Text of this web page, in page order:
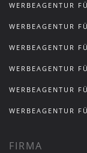
WERBEAGENTUR
WERBEAGENTUR
WERBEAGENTUR
WERBEAGENTUR
WERBEAGENTUR
WERBEAGENTUR
FIRMA